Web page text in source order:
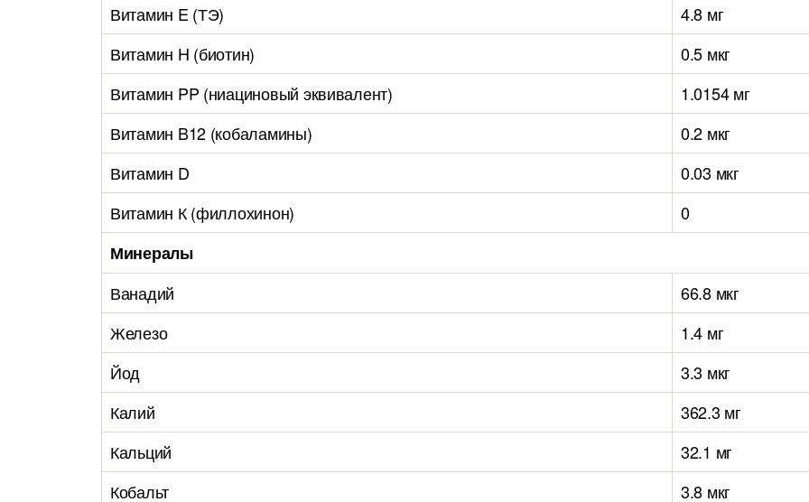
Витамин E (ТЭ)
4.8 мг
Витамин H (биотин)
0.5 мкг
Витамин PP (ниациновый эквивалент)
1.0154 мг
Витамин B12 (кобаламины)
0.2 мкг
Витамин D
0.03 мкг
Витамин К (филлохинон)
0
Минералы
Ванадий
66.8 мкг
Железо
1.4 мг
Йод
3.3 мкг
Калий
362.3 мг
Кальций
32.1 мг
Кобальт
3.8 мкг